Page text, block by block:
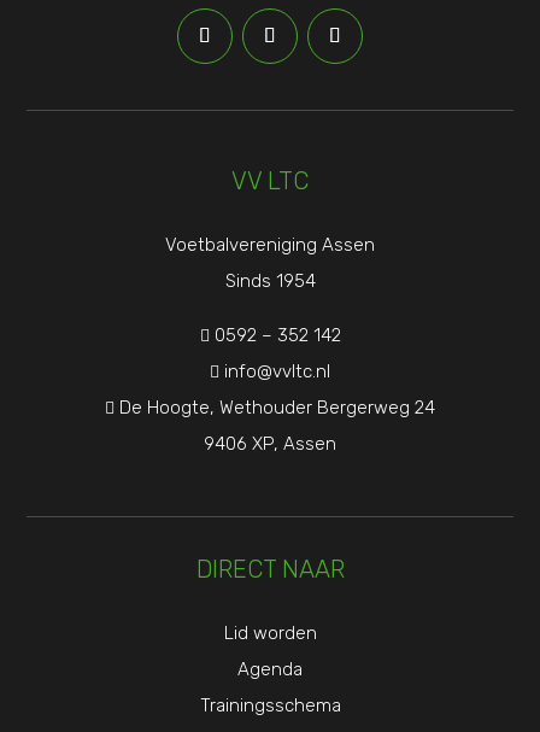
VV LTC
Voetbalvereniging Assen
Sinds 1954
 0592 – 352 142
 info@vvltc.nl
 De Hoogte, Wethouder Bergerweg 24
9406 XP, Assen
DIRECT NAAR
Lid worden
Agenda
Trainingsschema